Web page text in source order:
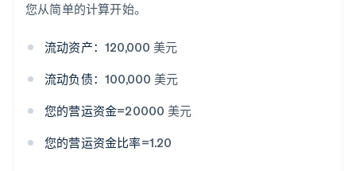
您从简单的计算开始。
流动资产： 120,000 美元
流动负债： 100,000 美元
您的营运资金=20000 美元
您的营运资金比率=1.20